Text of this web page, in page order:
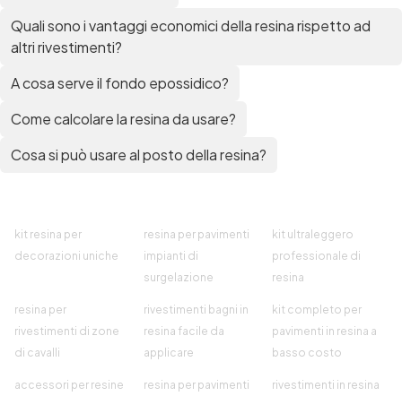
Quali sono i vantaggi economici della resina rispetto ad
altri rivestimenti?
A cosa serve il fondo epossidico?
Come calcolare la resina da usare?
Cosa si può usare al posto della resina?
kit resina per
decorazioni uniche
resina per pavimenti
impianti di
surgelazione
kit ultraleggero
professionale di
resina
resina per
rivestimenti di zone
di cavalli
rivestimenti bagni in
resina facile da
applicare
kit completo per
pavimenti in resina a
basso costo
accessori per resine
resina per pavimenti
rivestimenti in resina